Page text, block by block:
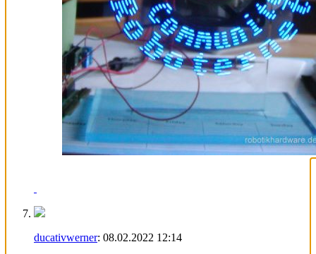
ducativwerner: 08.02.2022 12:14